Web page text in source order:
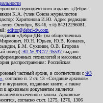
периодического издания «Дебри-
К.А. (член Союза журналистов
Харитонова И.Ю. Адрес редакции:
Октября, 88-46, т./ф.84212296081.
editor@debri-dv.com
«Дебри-ДВ» (на общественных
Ю.Н. Юрьев, Ю.В. Ковалев,
Б.М. Сухинин, О.В. Егорова
номер) ЭЛ № ФС77-45537 выдано
технологий и массовых
распространения: Российская
частный архив, в соответствии с ФЗ
, согласно п. 2 ст. 13 «Создание архивов».
и журналов, изданные книги, а также
к архивным документам является
закона. Архивные
согласно ст.ст. 1275, 1276, 1306